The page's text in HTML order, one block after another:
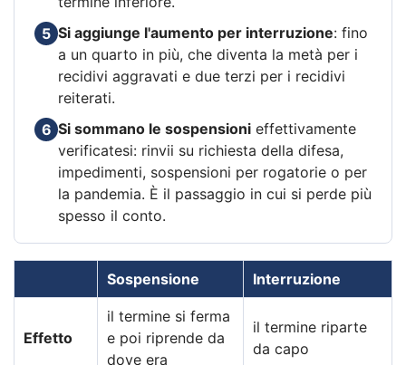
5 Si aggiunge l'aumento per interruzione: fino
a un quarto in più, che diventa la metà per i
recidivi aggravati e due terzi per i recidivi
reiterati.
6 Si sommano le sospensioni effettivamente
verificatesi: rinvii su richiesta della difesa,
impedimenti, sospensioni per rogatorie o per
la pandemia. È il passaggio in cui si perde più
spesso il conto.
Sospensione Interruzione
Effetto
il termine si ferma
e poi riprende da
dove era
il termine riparte
da capo